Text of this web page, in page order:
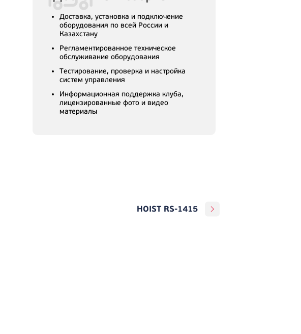
Доставка, установка и подключение
оборудования по всей России и
Казахстану
Регламентированное техническое
обслуживание оборудования
Тестирование, проверка и настройка
систем управления
Информационная поддержка клуба,
лицензированные фото и видео
материалы
HOIST RS-1415